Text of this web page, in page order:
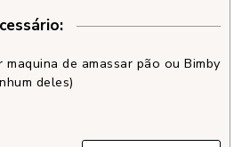
maquina de amassar pão ou Bimby
deles)